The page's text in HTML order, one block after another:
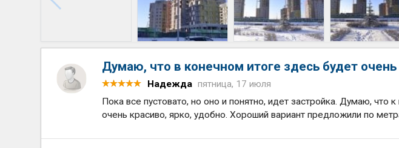
Думаю, что в конечном итоге здесь будет
Надежда пятница, 17 июля
Пока все пустовато, но оно и понятно, идет застройка. Думаю, что
очень красиво, ярко, удобно. Хороший вариант предложили по